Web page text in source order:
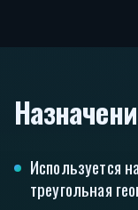
Используется
треугольная